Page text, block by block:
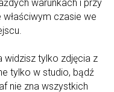
warunkach i przy
czasie we
tylko zdjęcia z
tylko w studio, bądź
nie zna wszystkich